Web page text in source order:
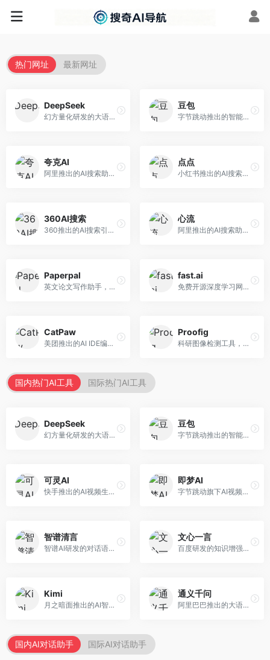
热门网址 最新网址
DeepSeek
幻方量化研发的大语言模型平台，专注于深度推理和代码生成能力。面向开发者、研究人员和技术爱好者，提供强大的逻辑推理和数学计算功能，开源生态完善，API接口友好。
豆包
字节跳动推出的智能对话助手平台，提供文本创作、知识问答、英语学习等多种AI服务。面向普通用户和内容创作者，支持多轮对话和文件解析，免费使用，响应速度快，中文理解能力强。
夸克AI
阿里推出的AI搜索助手，整合搜索与AI功能。面向年轻用户，提供智能搜索、文档处理、学习辅助等服务，与夸克生态深度整合。
点点
小红书推出的AI搜索应用，专注于生活方式内容搜索。面向小红书用户，提供生活攻略、消费决策、内容推荐等服务，生活方式内容丰富。
360AI搜索
360推出的AI搜索引擎，专注于安全智能搜索。面向普通用户，提供智能问答、网页搜索、内容整理等服务，安全防护能力强。
心流
阿里推出的AI搜索助手，专注于智能信息获取。面向普通用户，提供智能搜索、内容整理、知识问答等服务，与阿里生态深度整合。
Paperpal
英文论文写作助手，专注于学术英语润色。面向需要发表国际期刊的研究者，提供语法检查、学术表达优化、格式规范等服务，英语表达地道专业。
fast.ai
免费开源深度学习网站，专注于实用AI教学。面向开发者，提供免费深度学习课程、实战项目、代码库等资源，学习门槛低。
CatPaw
美团推出的AI IDE编程工具，专注于本地开发生态。面向开发者，提供智能代码补全、代码生成、项目管理等服务，本地开发体验好。
Proofig
科研图像检测工具，专注于学术图像完整性验证。面向科研人员，提供图像检测、重复分析、报告生成等服务，学术检测专业。
国内热门AI工具 国际热门AI工具
DeepSeek
幻方量化研发的大语言模型平台，专注于深度推理和代码生成能力。面向开发者、研究人员和技术爱好者，提供强大的逻辑推理和数学计算功能，开源生态完善，API接口友好。
豆包
字节跳动推出的智能对话助手平台，提供文本创作、知识问答、英语学习等多种AI服务。面向普通用户和内容创作者，支持多轮对话和文件解析，免费使用，响应速度快，中文理解能力强。
可灵AI
快手推出的AI视频生成平台，支持文生视频和图生视频，可生成长达2分钟的高质量视频内容。面向短视频创作者和营销人员，操作简便，生成效果逼真，适合商业推广和创意表达。
即梦AI
字节跳动旗下AI视频创作平台，支持多模态内容生成。面向内容创作者和营销人员，提供文生视频、图生视频、智能剪辑等功能，中文理解能力强，创作效率高。
智谱清言
智谱AI研发的对话语言模型，支持中英双语交互。面向中文用户和开发者，提供知识问答、代码编写、文档解读等服务，开源生态完善，学术研究背景深厚。
文心一言
百度研发的知识增强大语言模型，深度融合百度知识图谱和搜索能力。面向中文用户，提供知识问答、文本创作、逻辑推理等服务，中文语境理解准确，知识覆盖面广。
Kimi
月之暗面推出的AI智能助手，核心优势在于超长文本处理能力，支持20万字以上文档分析。面向学术研究者、职场人士和内容创作者，提供文档解读、PPT生成、联网搜索等综合服务。
通义千问
阿里巴巴推出的大语言模型平台，提供对话问答、文档处理、图像理解、代码编写等全方位AI服务。面向企业用户和个人开发者，集成阿里云生态，支持多模态交互，企业级安全保障。
国内AI对话助手 国际AI对话助手